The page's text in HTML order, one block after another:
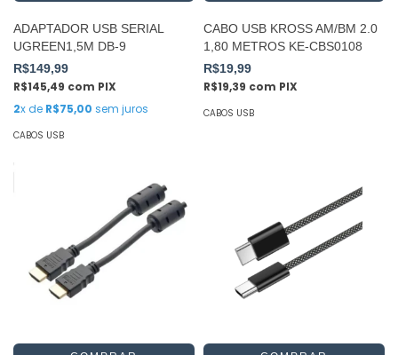
ADAPTADOR USB SERIAL
UGREEN1,5M DB-9
R$149,99
R$145,49 com PIX
2x de R$75,00 sem juros
CABOS USB
CABO USB KROSS AM/BM 2.0
1,80 METROS KE-CBS0108
R$19,99
R$19,39 com PIX
CABOS USB